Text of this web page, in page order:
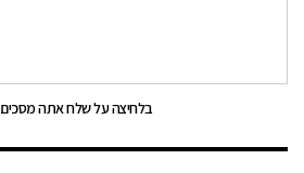
בלחיצה על שלח אתה מסכים